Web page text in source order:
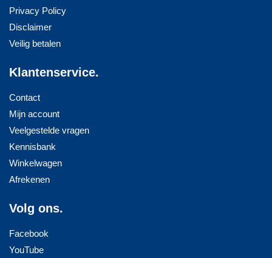
Privacy Policy
Disclaimer
Veilig betalen
Klantenservice.
Contact
Mijn account
Veelgestelde vragen
Kennisbank
Winkelwagen
Afrekenen
Volg ons.
Facebook
YouTube